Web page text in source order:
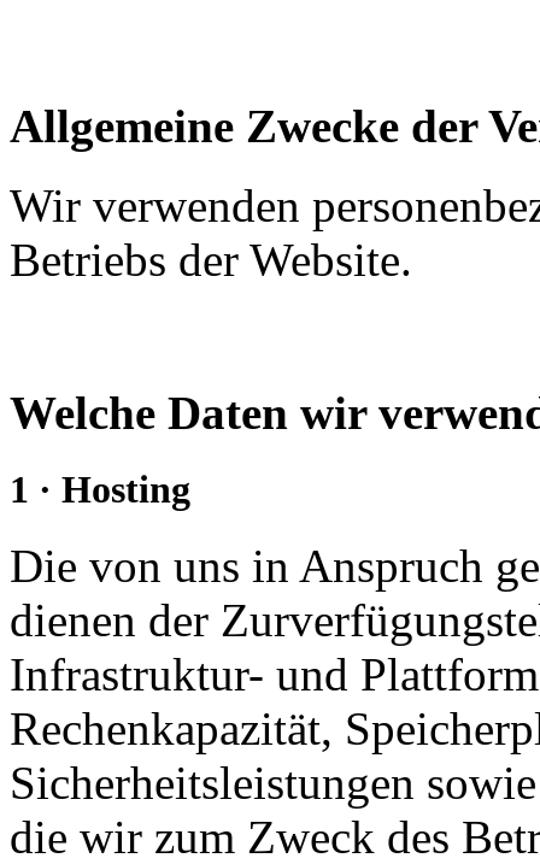
Allgemeine Zwecke der
Wir verwenden
Betriebs der Website.
Welche Daten wir
1 · Hosting
Die von uns in Anspruch
dienen der
Infrastruktur- und
Rechenkapazität,
Sicherheitsleistungen
die wir zum Zweck des